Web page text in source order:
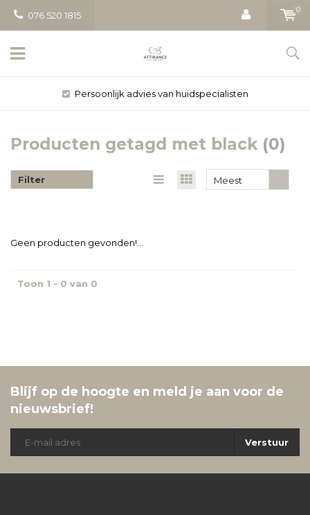
076 520 1815
0
Gratis bezorging vanaf €
Producten getagd met black (0)
Filter
Meest
Geen producten gevonden!...
Toon 1 - 0 van 0
Blijf op de hoogte en meld je aan voor de
nieuwsbrief!
Verstuur